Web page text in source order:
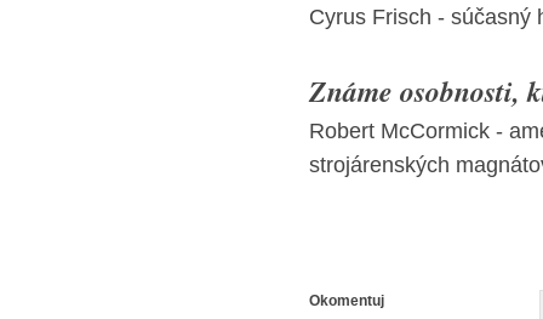
Cyrus Frisch - súčasný
Známe osobnosti,
Robert McCormick -
strojárenských
Okomentuj